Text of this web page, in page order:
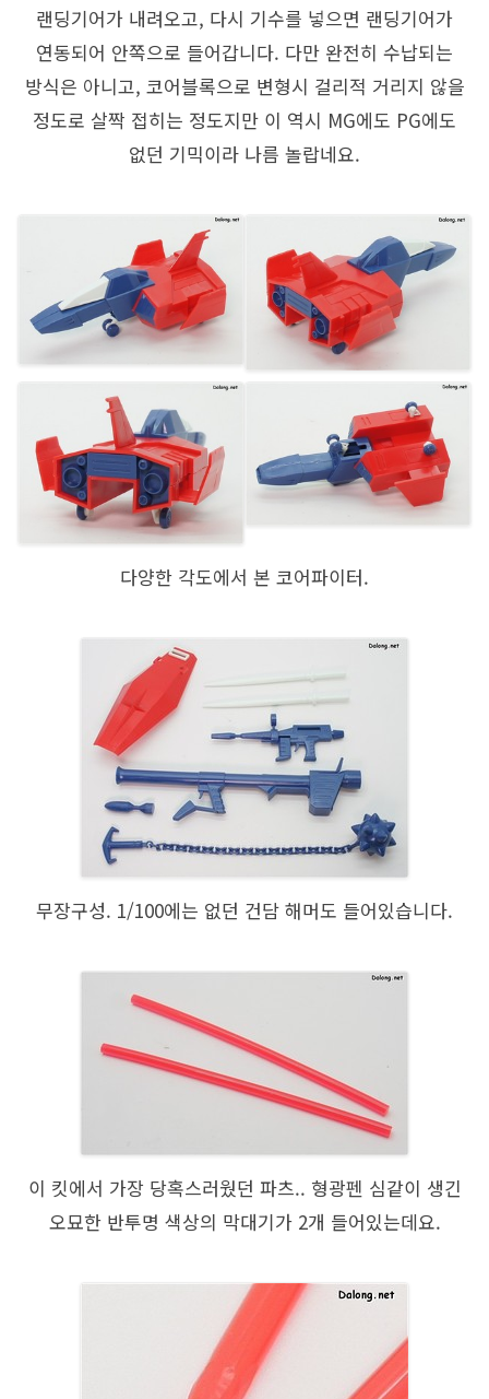
랜딩기어가 내려오고, 다시 기수를 넣으면 랜딩기어가
연동되어 안쪽으로 들어갑니다. 다만 완전히 수납되는
방식은 아니고, 코어블록으로 변형시 걸리적 거리지 않을
정도로 살짝 접히는 정도지만 이 역시 MG에도 PG에도
없던 기믹이라 나름 놀랍네요.
다양한 각도에서 본 코어파이터.
무장구성. 1/100에는 없던 건담 해머도 들어있습니다.
이 킷에서 가장 당혹스러웠던 파츠.. 형광펜 심같이 생긴
오묘한 반투명 색상의 막대기가 2개 들어있는데요.